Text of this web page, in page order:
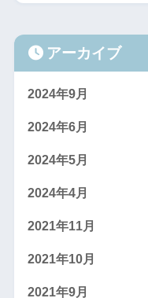
アーカイブ
2024年9月
2024年6月
2024年5月
2024年4月
2021年11月
2021年10月
2021年9月